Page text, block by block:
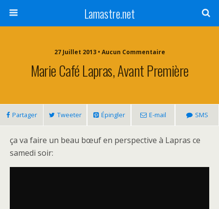
Lamastre.net
27 Juillet 2013 • Aucun Commentaire
Marie Café Lapras, Avant Première
Partager Tweeter Épingler E-mail SMS
ça va faire un beau bœuf en perspective à Lapras ce
samedi soir: